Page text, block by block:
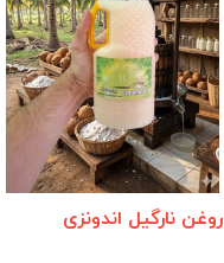
روغن نارگیل اندونزی